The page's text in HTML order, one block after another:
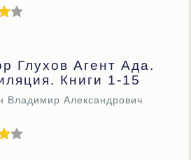
Глухов Агент Ада.
Книги 1-15
Владимир Александрович